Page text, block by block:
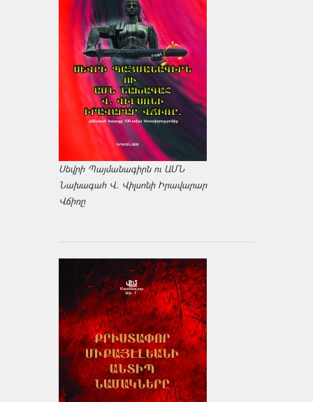
Սեվրի Պայմանագիրն ու ԱՄՆ
Նախագահ Վ. Վիլսոնի Իրավարար
Վճիռը